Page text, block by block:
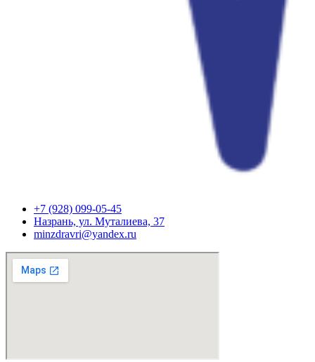
+7 (928) 099-05-45
Назрань, ул. Муталиева, 37
minzdravri@yandex.ru